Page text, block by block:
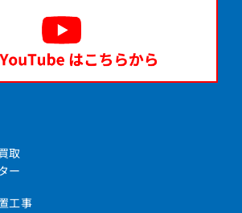
取
ー
工事